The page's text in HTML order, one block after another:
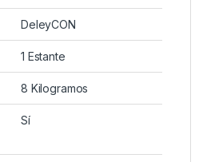
‎DeleyCON
‎1 Estante
‎8 Kilogramos
‎Sí